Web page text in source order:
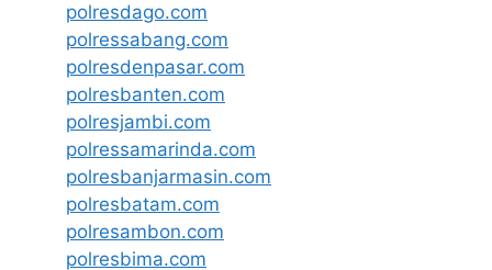
polresdago.com
polressabang.com
polresdenpasar.com
polresbanten.com
polresjambi.com
polressamarinda.com
polresbanjarmasin.com
polresbatam.com
polresambon.com
polresbima.com